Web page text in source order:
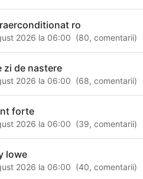
ro
2026 la 06:00 (80,comentarii)
zi de nastere
2026 la 06:00 (68,comentarii)
forte
2026 la 06:00 (39,comentarii)
lowe
2026 la 06:00 (40,comentarii)